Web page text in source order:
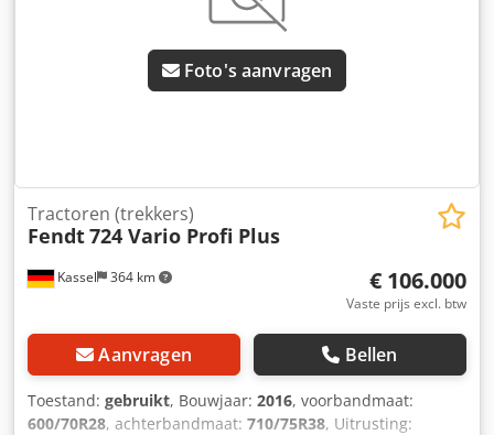
Foto's aanvragen
Kassel 364 km
Tractoren (trekkers)
Fendt724 Vario Profi Plus
€ 106.000
Vaste prijs excl. btw
Aanvragen Bellen
Toestand: gebruikt, Bouwjaar: 2016, voorbandmaat:
600/70R28, achterbandmaat: 710/75R38, Uitrusting: